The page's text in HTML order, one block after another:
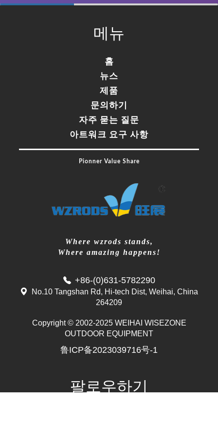
60%
메뉴
홈
뉴스
제품
문의하기
자주 묻는 질문
아트워크 요구 사항
Pionner Value Share
Where wzrods stands,
Where amazing happens!
+86-(0)631-5782290
No.10 Tangshan Rd, Hi-tech Dist, Weihai, China
264209
Copyright © 2002-2025 WEIHAI WISEZONE
OUTDOOR EQUIPMENT
鲁ICP备2023039716号-1
팔로우하기
Mr. Zhang
+86-(0)631-5782290